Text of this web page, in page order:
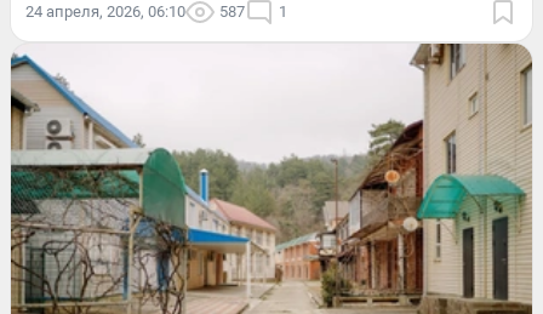
24 апреля, 2026, 06:10 587 1